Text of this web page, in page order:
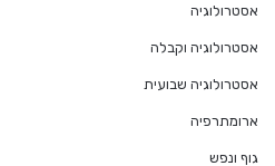
אסטרולוגיה
אסטרולוגיה וקבלה
אסטרולוגיה שבועית
ארומתרפיה
גוף ונפש